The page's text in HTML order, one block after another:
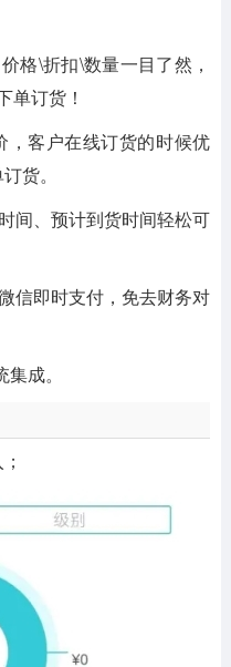
格\折扣\数量一目了然，
单订货！
，客户在线订货的时候优
货。
间、预计到货时间轻松可
信即时支付，免去财务对
成。